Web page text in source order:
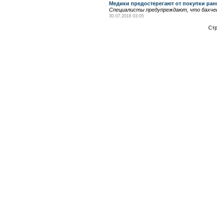
Медики предостерегают от покупки
Специалисты предупреждают, что
30.07.2018 03:05